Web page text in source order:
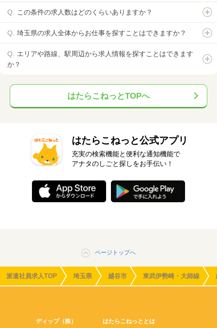
この条件の求人数はどのくらいありますか？
埼玉県の求人全体からお仕事を探すことはできますか？
エリアや路線、駅周辺から求人情報を探すことはできます
か？
はたらこねっとTOPへ
はたらこねっと公式アプリ
充実の検索機能と便利な通知機能で
アナタのしごと探しをお手伝い！
ページトップへ
派遣社員求人TOP 埼玉県 越谷市 東武伊勢崎・大師線
ディップ（株） はたらこねっととは